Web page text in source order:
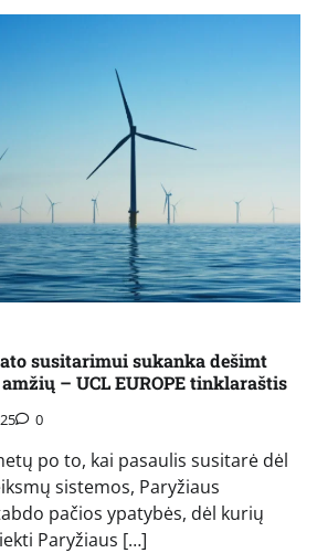
susitarimui sukanka dešimt
– UCL EUROPE tinklaraštis
0
po to, kai pasaulis susitarė dėl
sistemos, Paryžiaus
pačios ypatybės, dėl kurių
Paryžiaus […]